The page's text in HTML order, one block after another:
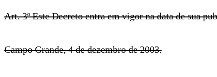
Art. 3º Este Decreto entra em vigor na data de sua
Campo Grande, 4 de dezembro de 2003.